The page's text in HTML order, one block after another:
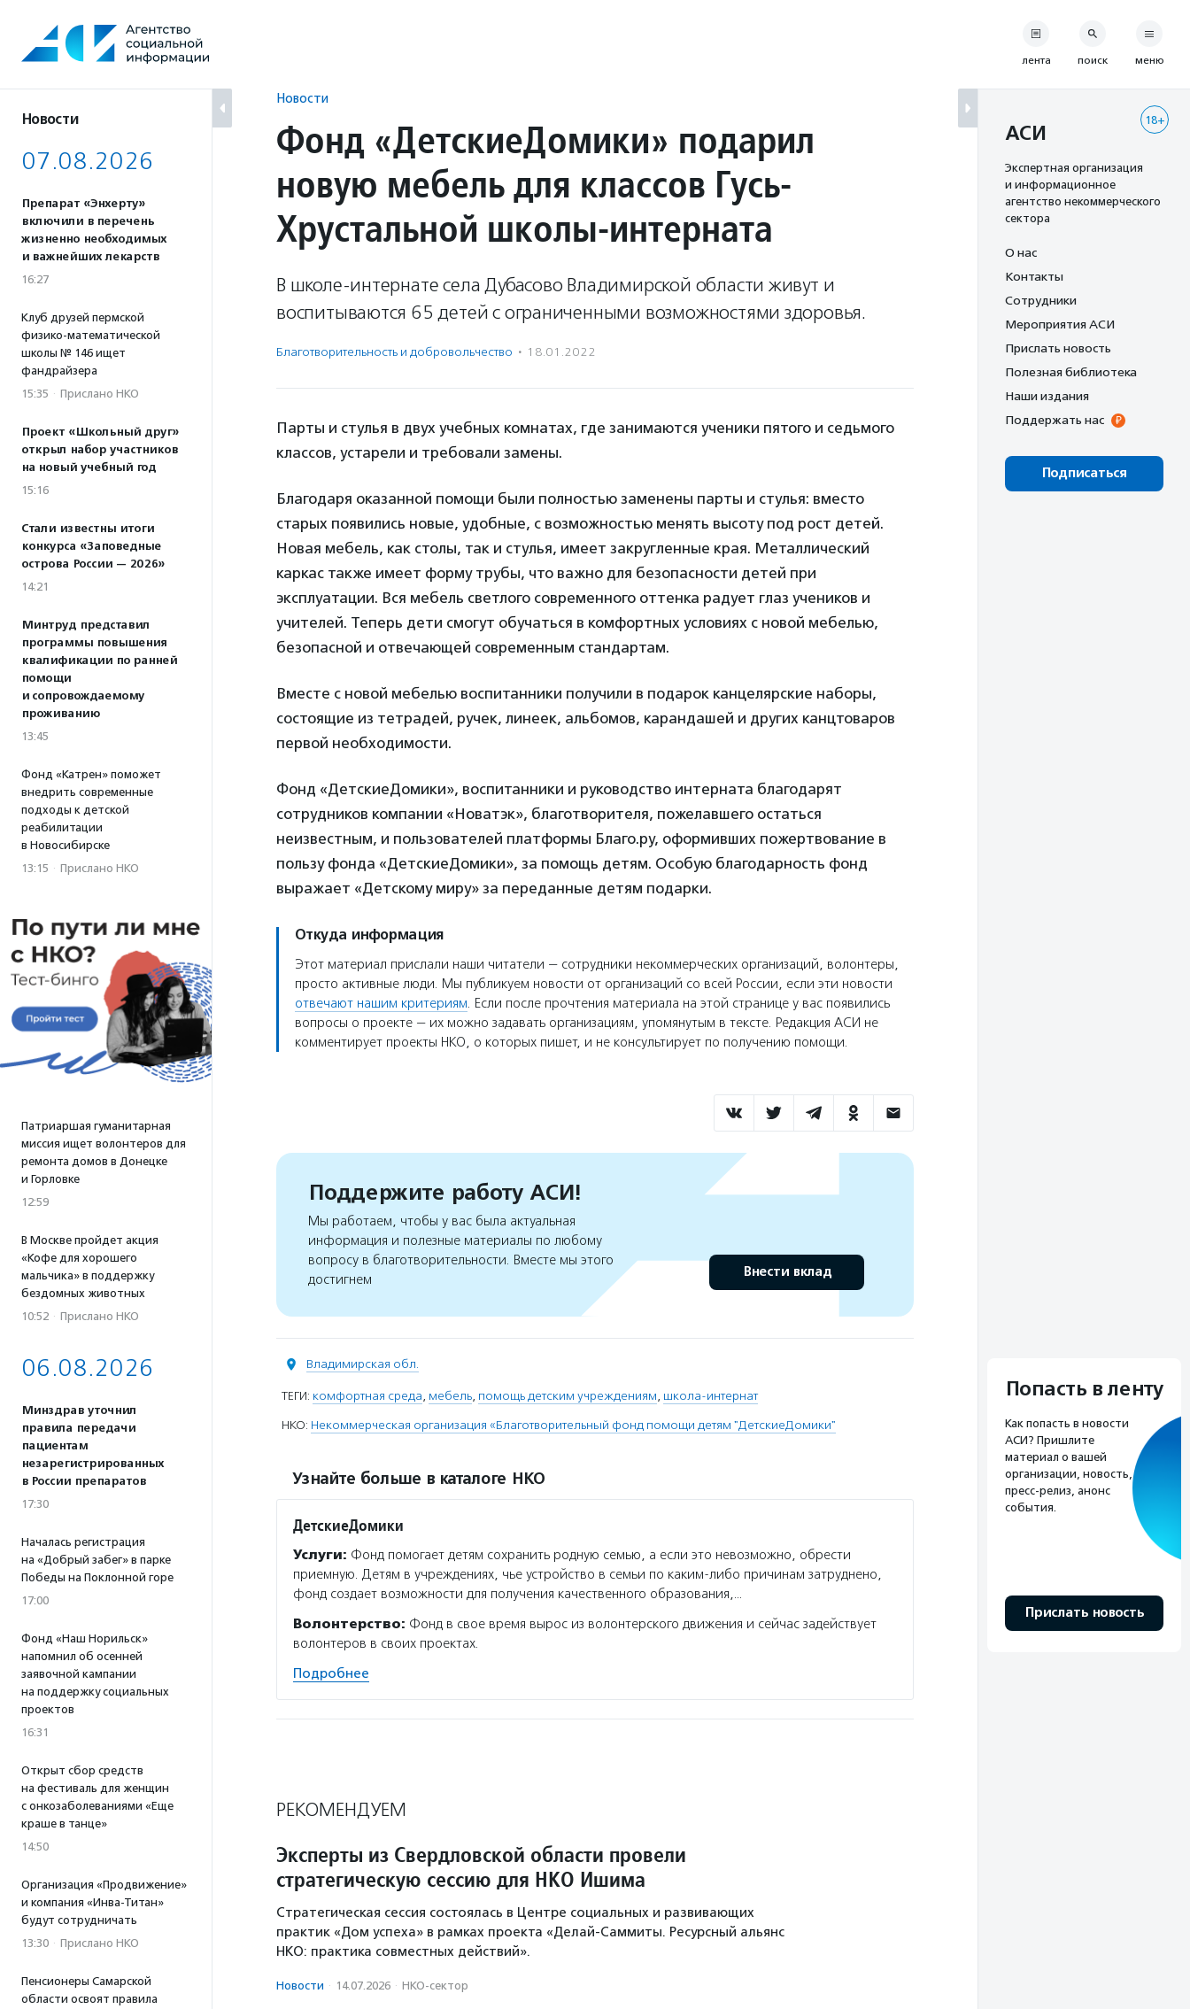
содержанию
Новости
07.08.2026
Препарат «Энхерту»
включили в перечень
жизненно необходимых
и важнейших лекарств
16:27
Клуб друзей пермской
физико-математической
школы № 146 ищет
фандрайзера
15:35 · Прислано НКО
Проект «Школьный друг»
открыл набор участников
на новый учебный год
15:16
Стали известны итоги
конкурса «Заповедные
острова России — 2026»
14:21
Минтруд представил
программы повышения
квалификации по ранней
помощи
и сопровождаемому
проживанию
13:45
Фонд «Катрен» поможет
внедрить современные
подходы к детской
реабилитации
в Новосибирске
13:15 · Прислано НКО
Патриаршая гуманитарная
миссия ищет волонтеров для
ремонта домов в Донецке
и Горловке
12:59
В Москве пройдет акция
«Кофе для хорошего
мальчика» в поддержку
бездомных животных
10:52 · Прислано НКО
06.08.2026
Минздрав уточнил
правила передачи
пациентам
незарегистрированных
в России препаратов
17:30
Началась регистрация
на «Добрый забег» в парке
Победы на Поклонной горе
17:00
Фонд «Наш Норильск»
напомнил об осенней
заявочной кампании
на поддержку социальных
проектов
16:31
Открыт сбор средств
на фестиваль для женщин
с онкозаболеваниями «Еще
краше в танце»
14:50
Организация «Продвижение»
и компания «Инва-Титан»
будут сотрудничать
13:30 · Прислано НКО
Пенсионеры Самарской
области освоят правила
Новости
Фонд «ДетскиеДомики» подарил
новую мебель для классов Гусь-
Хрустальной школы-интерната
В школе-интернате села Дубасово Владимирской области живут и
воспитываются 65 детей с ограниченными возможностями здоровья.
Благотвори­тель­ность и доброволь­чест­во · 18.01.2022
Парты и стулья в двух учебных комнатах, где занимаются ученики пятого и седьмого
классов, устарели и требовали замены.
Благодаря оказанной помощи были полностью заменены парты и стулья: вместо
старых появились новые, удобные, с возможностью менять высоту под рост детей.
Новая мебель, как столы, так и стулья, имеет закругленные края. Металлический
каркас также имеет форму трубы, что важно для безопасности детей при
эксплуатации. Вся мебель светлого современного оттенка радует глаз учеников и
учителей. Теперь дети смогут обучаться в комфортных условиях с новой мебелью,
безопасной и отвечающей современным стандартам.
Вместе с новой мебелью воспитанники получили в подарок канцелярские наборы,
состоящие из тетрадей, ручек, линеек, альбомов, карандашей и других канцтоваров
первой необходимости.
Фонд «ДетскиеДомики», воспитанники и руководство интерната благодарят
сотрудников компании «Новатэк», благотворителя, пожелавшего остаться
неизвестным, и пользователей платформы Благо.ру, оформивших пожертвование в
пользу фонда «ДетскиеДомики», за помощь детям. Особую благодарность фонд
выражает «Детскому миру» за переданные детям подарки.
Откуда информация
Этот материал прислали наши читатели — сотрудники некоммерческих организаций, волонтеры,
просто активные люди. Мы публикуем новости от организаций со всей России, если эти новости
отвечают нашим критериям. Если после прочтения материала на этой странице у вас появились
вопросы о проекте — их можно задавать организациям, упомянутым в тексте. Редакция АСИ не
комментирует проекты НКО, о которых пишет, и не консультирует по получению помощи.
Поддержите работу АСИ!
Мы работаем, чтобы у вас была актуальная
информация и полезные материалы по любому
вопросу в благотворительности. Вместе мы этого
достигнем
Внести вклад
Владимирская обл.
ТЕГИ: комфортная среда, мебель, помощь детским учреждениям, школа-интернат
НКО: Некоммерческая организация «Благотворительный фонд помощи детям "ДетскиеДомики"
Узнайте больше в каталоге НКО
ДетскиеДомики
Услуги: Фонд помогает детям сохранить родную семью, а если это невозможно, обрести
приемную. Детям в учреждениях, чье устройство в семьи по каким-либо причинам затруднено,
фонд создает возможности для получения качественного образования,…
Волонтерство: Фонд в свое время вырос из волонтерского движения и сейчас задействует
волонтеров в своих проектах.
Подробнее
РЕКОМЕНДУЕМ
Эксперты из Свердловской области провели
стратегическую сессию для НКО Ишима
Стратегическая сессия состоялась в Центре социальных и развивающих
практик «Дом успеха» в рамках проекта «Делай-Саммиты. Ресурсный альянс
НКО: практика совместных действий».
Новости · 14.07.2026 · НКО-сектор
лента поиск меню
18+
АСИ
Экспертная организация
и информационное
агентство некоммерческого
сектора
О нас
Контакты
Сотрудники
Мероприятия АСИ
Прислать новость
Полезная библиотека
Наши издания
Поддержать нас
Подписаться
Попасть в ленту
Как попасть в новости
АСИ? Пришлите
материал о вашей
организации, новость,
пресс-релиз, анонс
события.
Прислать новость